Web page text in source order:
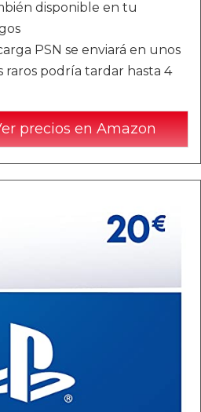
disponible en tu
PSN se enviará en unos
raros podría tardar hasta 4
precios en Amazon